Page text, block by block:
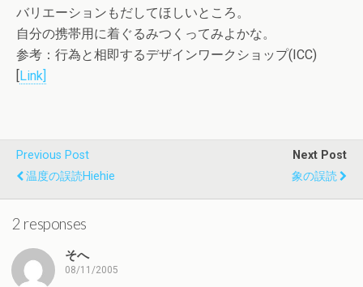
バリエーションもだしてほしいところ。
自分の携帯用に着ぐるみつくってみよかな。
参考：行為と相即するデザインワークショップ(ICC)
[Link]
Previous Post
温度の誤読hiehie
Next Post
象の誤読
2 responses
そへ
08/11/2005